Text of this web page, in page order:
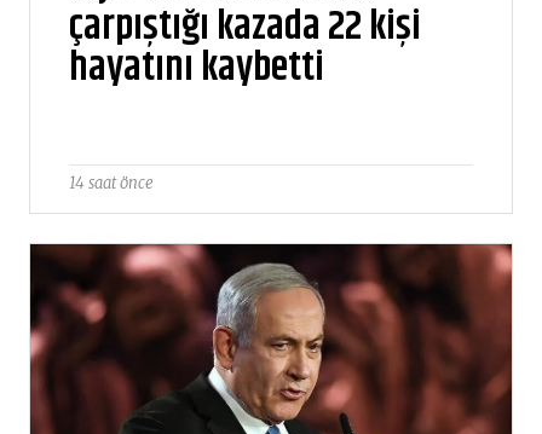
çarpıştığı kazada 22 kişi
hayatını kaybetti
14 saat önce